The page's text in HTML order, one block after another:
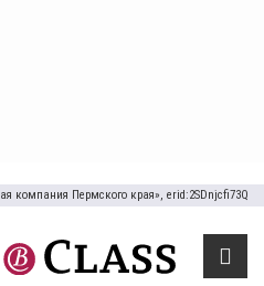
компания Пермского края», erid:2SDnjcfi73Q